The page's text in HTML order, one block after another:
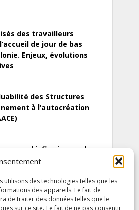
utilisons des technologies telles que les
des appareils. Le fait de
de traiter des données telles que le
sur ce site. Le fait de ne pas consentir
des travailleurs
de jour de bas
Enjeux, évolutions
des Structures
à l’autocréation
infirmier :quels
de soins pour